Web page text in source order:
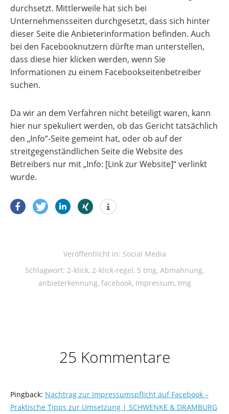
durchsetzt. Mittlerweile hat sich bei
Unternehmensseiten durchgesetzt, dass sich hinter
dieser Seite die Anbieterinformation befinden. Auch
bei den Facebooknutzern dürfte man unterstellen,
dass diese hier klicken werden, wenn Sie
Informationen zu einem Facebookseitenbetreiber
suchen.
Da wir an dem Verfahren nicht beteiligt waren, kann
hier nur spekuliert werden, ob das Gericht tatsächlich
den „Info“-Seite gemeint hat, oder ob auf der
streitgegenständlichen Seite die Website des
Betreibers nur mit „Info: [Link zur Website]“ verlinkt
wurde.
Veröffentlicht in: Social Media
Schlagwort: 2-klick, 2-klick-regel, 5 tmg, Abmahnung,
anbieterkennung, facebook, Impressum, tmg
25 Kommentare
Pingback: Nachtrag zur Impressumspflicht auf Facebook –
Praktische Tipps zur Umsetzung | SCHWENKE & DRAMBURG